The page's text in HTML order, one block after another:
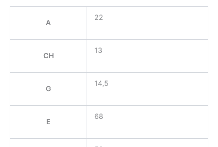
A
22
CH
13
G
14,5
E
68